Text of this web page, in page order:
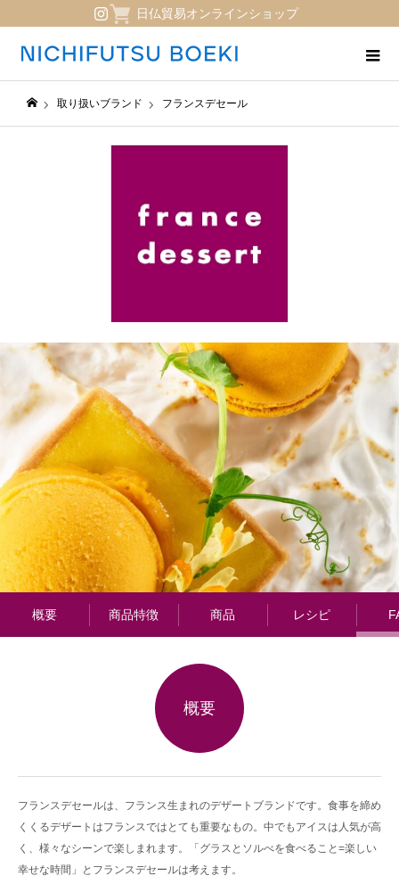
日仏貿易オンラインショップ
取り扱いブランド フランスデセール
概要 商品特徴 商品 レシピ
概要
フランスデセールは、フランス生まれのデザートブランドです。食事を締め
くくるデザートはフランスではとても重要なもの。中でもアイスは人気が高
く、様々なシーンで楽しまれます。「グラスとソルべを食べること=楽しい
幸せな時間」とフランスデセールは考えます。